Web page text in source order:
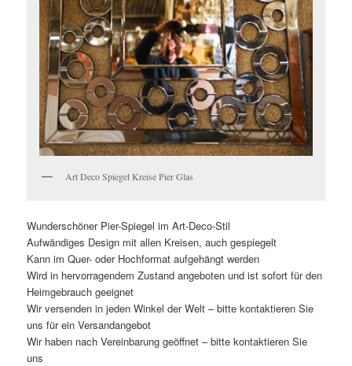
Art Deco Spiegel Kreise Pier Glas
Wunderschöner Pier-Spiegel im Art-Deco-Stil
Aufwändiges Design mit allen Kreisen, auch gespiegelt
Kann im Quer- oder Hochformat aufgehängt werden
Wird in hervorragendem Zustand angeboten und ist sofort für den
Heimgebrauch geeignet
Wir versenden in jeden Winkel der Welt – bitte kontaktieren Sie
uns für ein Versandangebot
Wir haben nach Vereinbarung geöffnet – bitte kontaktieren Sie
uns